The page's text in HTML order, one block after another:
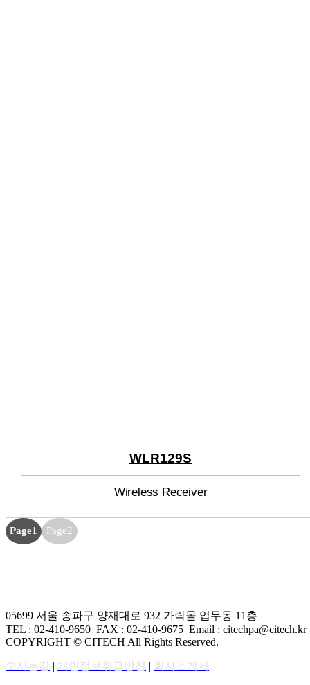
WLR129S
Wireless Receiver
Page1 Page2
05699 서울 송파구 양재대로 932 가락몰 업무동 11층
TEL : 02-410-9650 FAX : 02-410-9675 Email : citechpa@citech.kr
COPYRIGHT © CITECH All Rights Reserved.
오시는길 | 개인정보취급방침 | 회사소개서